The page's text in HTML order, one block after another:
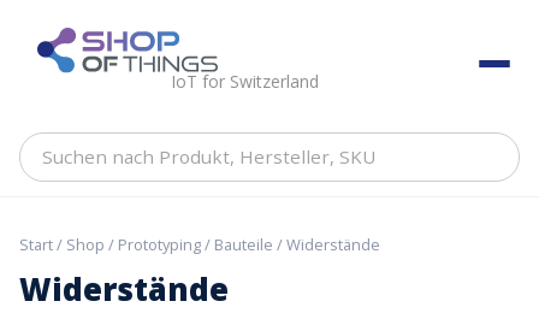
content ShopOfThings
IoT for Switzerland
Suchen
Hersteller,
Start/ Shop / Prototyping/ Bauteile / Widerstände
Widerstände